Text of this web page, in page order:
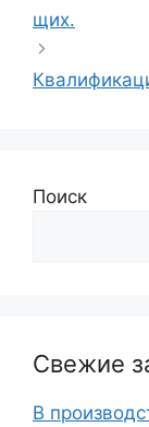
щих.
Поиск
Свежие
В